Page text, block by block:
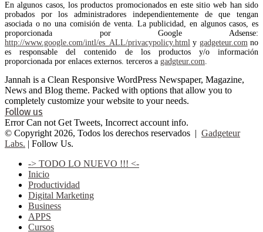
En algunos casos, los productos promocionados en este sitio web han sido
probados por los administradores independientemente de que tengan
asociada o no una comisión de venta. La publicidad, en algunos casos, es
proporcionada por Google Adsense:
http://www.google.com/intl/es_ALL/privacypolicy.html y gadgeteur.comno
es responsable del contenido de los productos y/o información
proporcionada por enlaces externos. terceros a gadgteur.com.
Jannah is a Clean Responsive WordPress Newspaper, Magazine,
News and Blog theme. Packed with options that allow you to
completely customize your website to your needs.
Follow us
Error Can not Get Tweets, Incorrect account info.
© Copyright 2026, Todos los derechos reservados | Gadgeteur
Labs. | Follow Us.
-> TODO LO NUEVO !!! <-
Inicio
Productividad
Digital Marketing
Business
APPS
Cursos